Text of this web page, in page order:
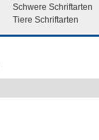
Schwere Schriftarten
Tiere Schriftarten